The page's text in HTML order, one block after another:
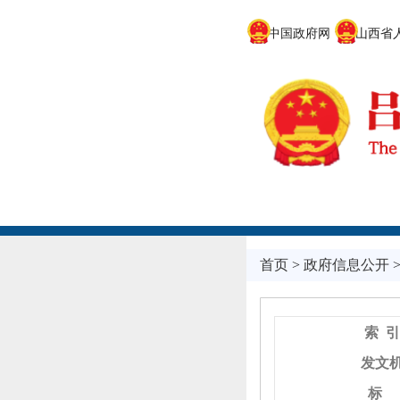
中国政府网 山西省人
首页> 政府信息公开
索
发文
标